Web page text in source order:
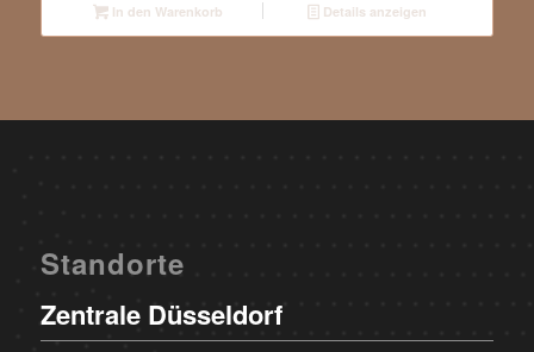
In den Warenkorb Details anzeigen
Standorte
Zentrale Düsseldorf